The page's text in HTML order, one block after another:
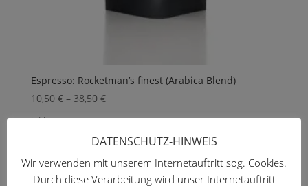
Espresso: Rocketman’s finest (Arabica Blend)
10,50 €– 38,50 €
inkl. MwSt.
VersandkostenDATENSCHUTZ-HINWEIS
Wir verwenden mit unserem Internetauftritt sog. Cookies.
Durch diese Verarbeitung wird unser Internetauftritt